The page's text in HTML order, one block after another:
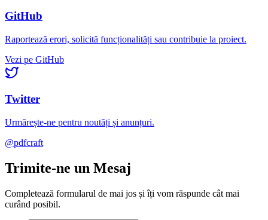
GitHub
Raportează erori, solicită funcționalități sau contribuie la proiect.
Vezi pe GitHub
Twitter
Urmărește-ne pentru noutăți și anunțuri.
@pdfcraft
Trimite-ne un Mesaj
Completează formularul de mai jos și îți vom răspunde cât mai
curând posibil.